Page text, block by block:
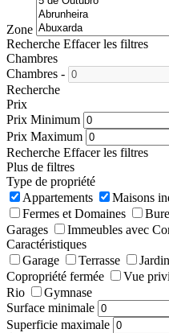
Zone
Recherche Effacer les filtres
Chambres
Chambres -
Recherche
Prix
Prix Minimum
Prix Maximum
Recherche Effacer les filtres
Plus de filtres
Type de propriété
Appartements
Maisons
Fermes et Domaines
Garages
Immeubles avec
Caractéristiques
Garage
Terrasse Jardin
Copropriété fermée
Vue
Rio
Gymnase
Surface minimale
Superficie maximale